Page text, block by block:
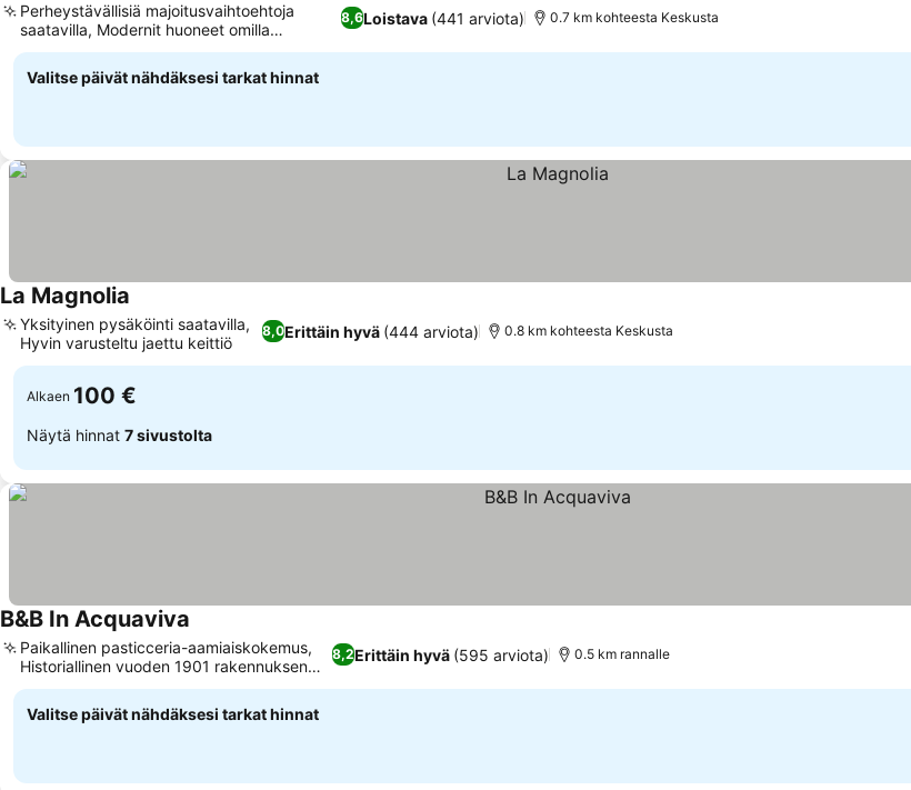
8,6Loistava (441 arviota)
Perheystävällisiä majoitusvaihtoehtoja
saatavilla, Modernit huoneet omilla
kylpyhuoneilla
0.7 km kohteesta Keskusta
Valitse päivät nähdäksesi tarkat hinnat
La Magnolia
8,0Erittäin hyvä (444 arviota)
Yksityinen pysäköinti saatavilla,
Hyvin varusteltu jaettu keittiö
0.8 km kohteesta Keskusta
Alkaen 100 €
Näytä hinnat 7 sivustolta
B&B In Acquaviva
8,2Erittäin hyvä (595 arviota)
Paikallinen pasticceria-aamiaiskokemus,
Historiallinen vuoden 1901 rakennuksen
viehätys
0.5 km rannalle
Valitse päivät nähdäksesi tarkat hinnat